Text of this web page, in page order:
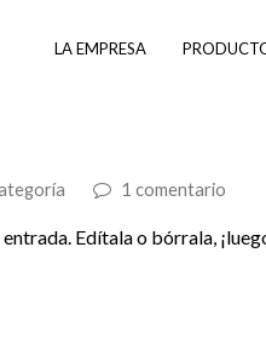
LA EMPRESA
1 comentario
Edítala o bórrala,